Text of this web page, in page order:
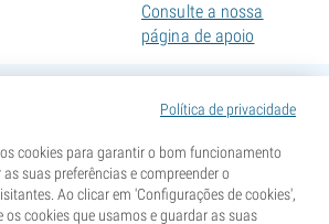
Política de privacidade
cookies para garantir o bom funcionamento
suas preferências e compreender o
Ao clicar em 'Configurações de cookies',
os cookies que usamos e guardar as suas
Consulte a nossa
página de apoio